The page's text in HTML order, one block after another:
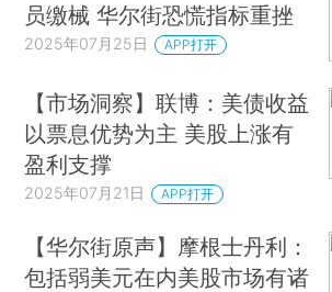
员缴械 华尔街恐慌指标重挫
2025年07月25日 APP打开
【市场洞察】联博：美债收益
以票息优势为主 美股上涨有
盈利支撑
2025年07月21日 APP打开
【华尔街原声】摩根士丹利：
包括弱美元在内美股市场有诸